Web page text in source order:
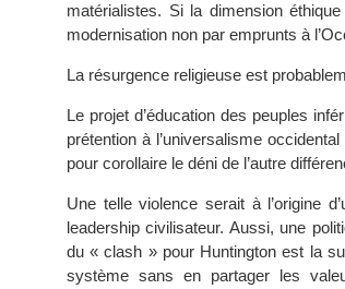
matérialistes. Si la dimension
modernisation non par emprunts à
La résurgence religieuse est
Le projet d’éducation des peuples
prétention à l’universalisme
pour corollaire le déni de l’autre
Une telle violence serait à l’origine
leadership civilisateur. Aussi, une
du « clash » pour Huntington est la
système sans en partager les